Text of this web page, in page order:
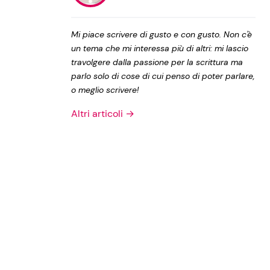
Privacy Policy
Mi piace scrivere di gusto e con gusto. Non c'è
un tema che mi interessa più di altri: mi lascio
travolgere dalla passione per la scrittura ma
parlo solo di cose di cui penso di poter parlare,
o meglio scrivere!
Altri articoli →